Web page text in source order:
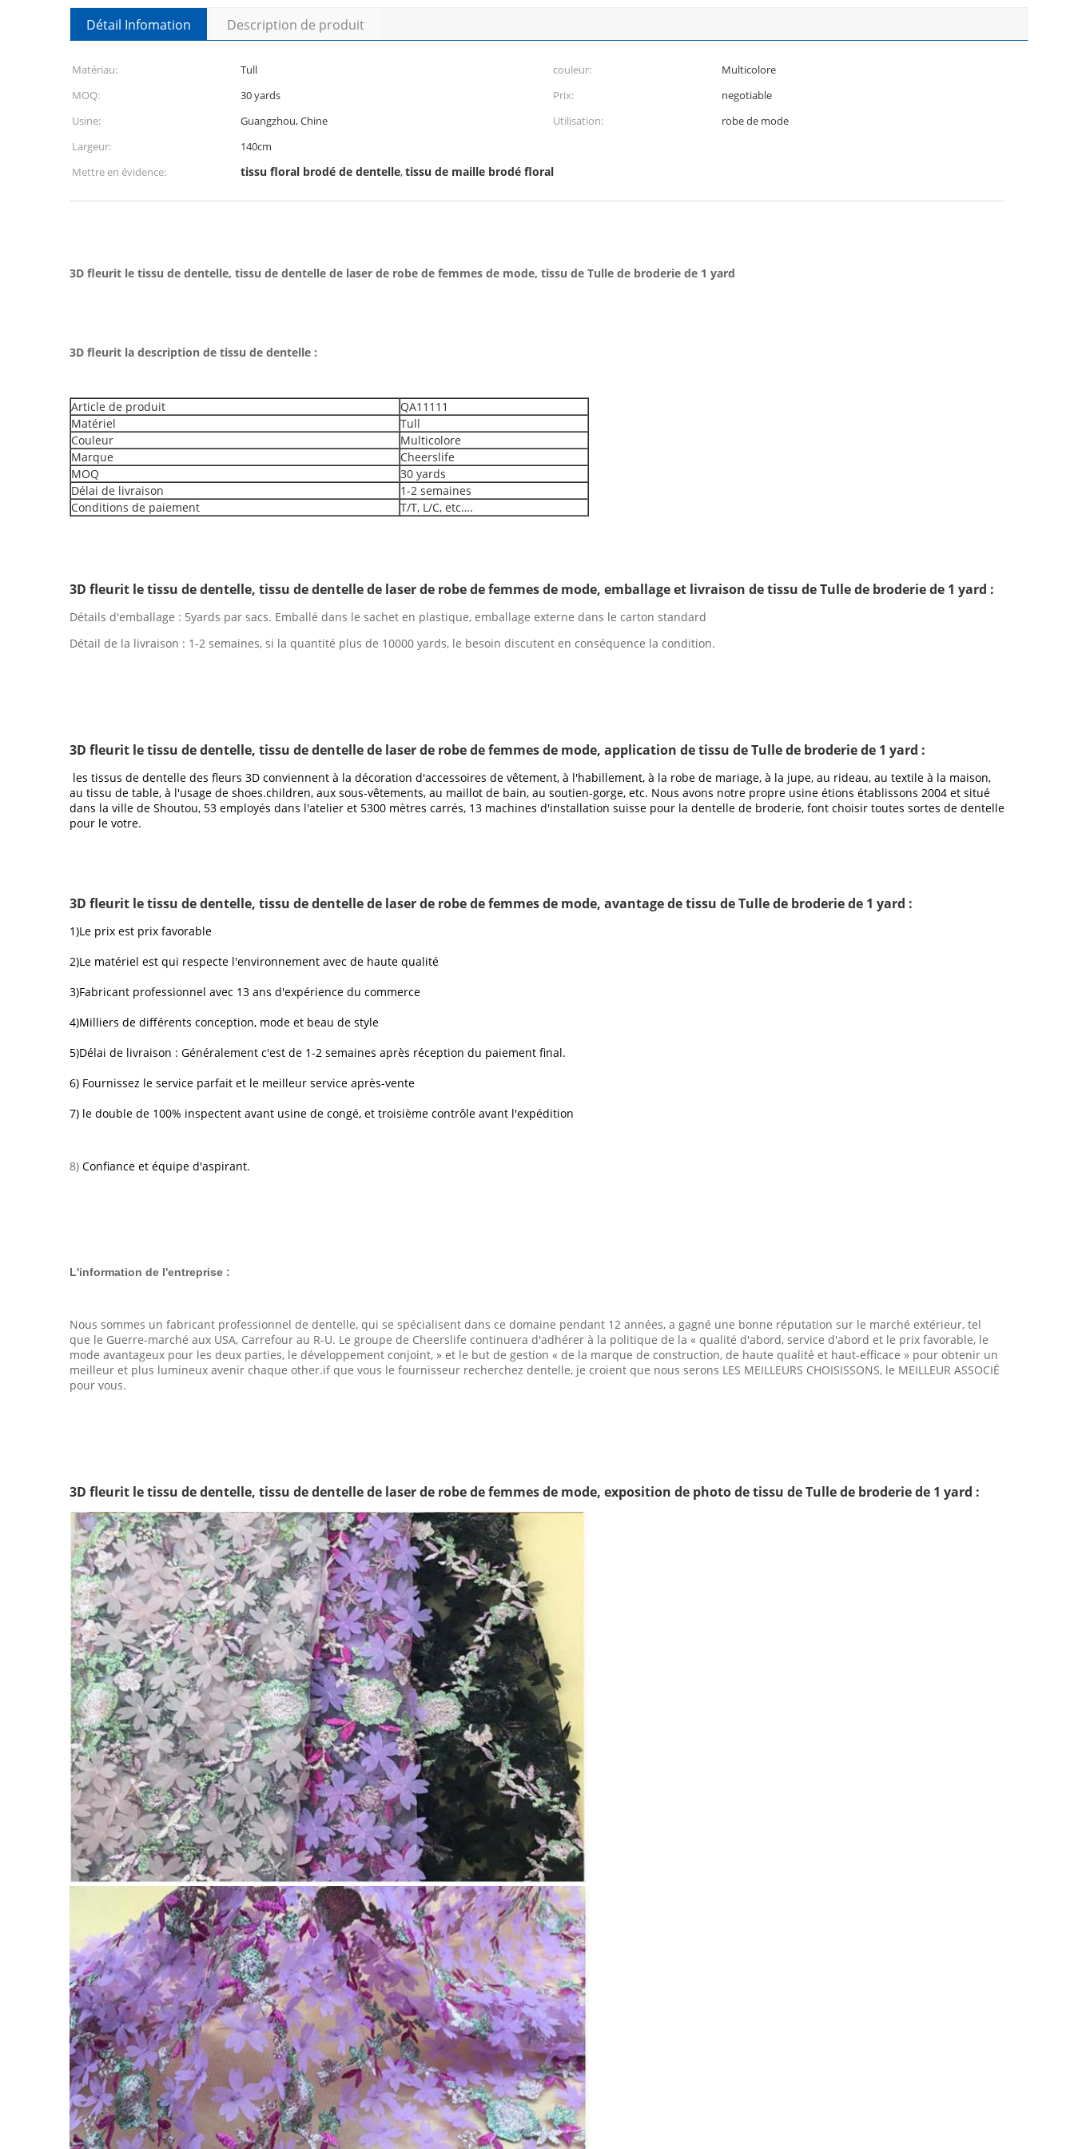
Détail Infomation Description de produit
Matériau: Tull couleur:
Multicolore
MOQ:
30 yards Prix:
negotiable
Usine:
Guangzhou, Chine Utilisation:
robe de mode
Largeur:
140cm
Mettre en évidence:
tissu floral brodé de dentelle,tissu de maille brodé floral
3D fleurit le tissu de dentelle, tissu de dentelle de laser de robe de femmes de mode, tissu de Tulle de broderie de 1 yard
3D fleurit la description de tissu de dentelle :
Article de produit
QA11111
Matériel
Tull
Couleur
Multicolore
Marque
Cheerslife
MOQ
30 yards
Délai de livraison
1-2 semaines
Conditions de paiement
T/T, L/C, etc….
3D fleurit le tissu de dentelle, tissu de dentelle de laser de robe de femmes de mode, emballage et livraison de tissu de Tulle de broderie de 1 yard :
Détails d'emballage : 5yards par sacs. Emballé dans le sachet en plastique, emballage externe dans le carton standard
Détail de la livraison : 1-2 semaines, si la quantité plus de 10000 yards, le besoin discutent en conséquence la condition.
3D fleurit le tissu de dentelle, tissu de dentelle de laser de robe de femmes de mode, application de tissu de Tulle de broderie de 1 yard :
les tissus de dentelle des fleurs 3D conviennent à la décoration d'accessoires de vêtement, à l'habillement, à la robe de mariage, à la jupe, au rideau, au textile à la maison,
au tissu de table, à l'usage de shoes.children, aux sous-vêtements, au maillot de bain, au soutien-gorge, etc. Nous avons notre propre usine étions établissons 2004 et situé
dans la ville de Shoutou, 53 employés dans l'atelier et 5300 mètres carrés, 13 machines d'installation suisse pour la dentelle de broderie, font choisir toutes sortes de dentelle
pour le votre.
3D fleurit le tissu de dentelle, tissu de dentelle de laser de robe de femmes de mode, avantage de tissu de Tulle de broderie de 1 yard :
1)Le prix est prix favorable
2)Le matériel est qui respecte l'environnement avec de haute qualité
3)Fabricant professionnel avec 13 ans d'expérience du commerce
4)Milliers de différents conception, mode et beau de style
5)Délai de livraison : Généralement c'est de 1-2 semaines après réception du paiement final.
6) Fournissez le service parfait et le meilleur service après-vente
7) le double de 100% inspectent avant usine de congé, et troisième contrôle avant l'expédition
8) Confiance et équipe d'aspirant.
L'information de l'entreprise :
Nous sommes un fabricant professionnel de dentelle, qui se spécialisent dans ce domaine pendant 12 années, a gagné une bonne réputation sur le marché extérieur, tel
que le Guerre-marché aux USA, Carrefour au R-U. Le groupe de Cheerslife continuera d'adhérer à la politique de la « qualité d'abord, service d'abord et le prix favorable, le
mode avantageux pour les deux parties, le développement conjoint, » et le but de gestion « de la marque de construction, de haute qualité et haut-efficace » pour obtenir un
meilleur et plus lumineux avenir chaque other.if que vous le fournisseur recherchez dentelle, je croient que nous serons LES MEILLEURS CHOISISSONS, le MEILLEUR ASSOCIÉ
pour vous.
3D fleurit le tissu de dentelle, tissu de dentelle de laser de robe de femmes de mode, exposition de photo de tissu de Tulle de broderie de 1 yard :